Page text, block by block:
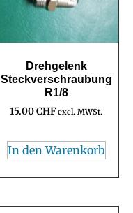
Drehgelenk
Steckverschraubung
R1/8
15.00CHF excl. MWSt.
In den Warenkorb